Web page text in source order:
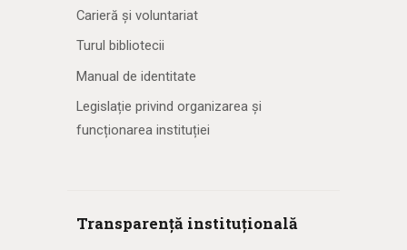
Carieră și voluntariat
Turul bibliotecii
Manual de identitate
Legislație privind organizarea și
funcționarea instituției
Transparență instituțională